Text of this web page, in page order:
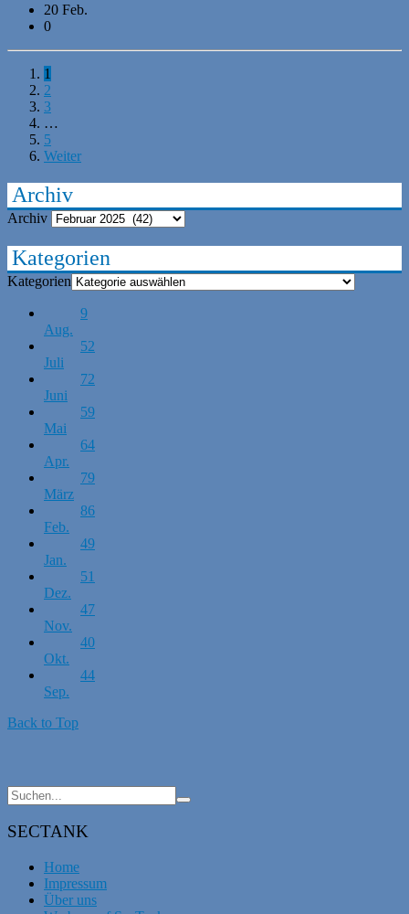
20 Feb.
0
1
2
3
…
5
Weiter
Archiv
Archiv
Kategorien
Kategorien
9
Aug.
52
Juli
72
Juni
59
Mai
64
Apr.
79
März
86
Feb.
49
Jan.
51
Dez.
47
Nov.
40
Okt.
44
Sep.
Back to Top
SECTANK
Home
Impressum
Über uns